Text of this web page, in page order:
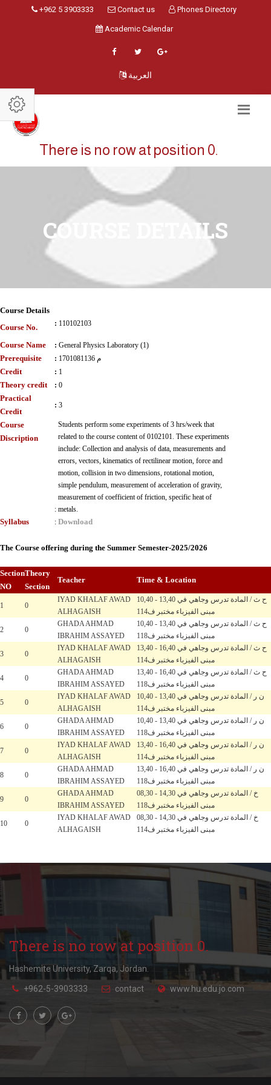
+962 5 3903333 Contact us Phones Directory
Academic Calendar
العربية
There is no row at position 0.
COURSE DETAILS
Course Details
Course No.
: 110102103
Course Name : General Physics Laboratory (1)
Prerequisite : 1701081136 م
Credit : 1
Theory credit : 0
Practical
Credit
: 3
Course
Discription
:
Students perform some experiments of 3 hrs/week that
related to the course content of 0102101. These experiments
include: Collection and analysis of data, measurements and
errors, vectors, kinematics of rectilinear motion, force and
motion, collision in two dimensions, rotational motion,
simple pendulum, measurement of acceleration of gravity,
measurement of coefficient of friction, specific heat of
metals.
Syllabus : Download
The Course offering during the Summer Semester-2025/2026
Section
NO
Theory
Section
Teacher Time & Location
1 0
IYAD KHALAF AWAD
ALHAGAISH
10,40 - 13,40 ح ث / المادة تدرس وجاهي في
مبنى الفيزباء مختبر ف114
2 0
GHADA AHMAD
IBRAHIM ASSAYED
10,40 - 13,40 ح ث / المادة تدرس وجاهي في
مبنى الفيزباء مختبر ف118
3 0
IYAD KHALAF AWAD
ALHAGAISH
13,40 - 16,40 ح ث / المادة تدرس وجاهي في
مبنى الفيزباء مختبر ف114
4 0
GHADA AHMAD
IBRAHIM ASSAYED
13,40 - 16,40 ح ث / المادة تدرس وجاهي في
مبنى الفيزباء مختبر ف118
5 0
IYAD KHALAF AWAD
ALHAGAISH
10,40 - 13,40 ن ر / المادة تدرس وجاهي في
مبنى الفيزباء مختبر ف114
6 0
GHADA AHMAD
IBRAHIM ASSAYED
10,40 - 13,40 ن ر / المادة تدرس وجاهي في
مبنى الفيزباء مختبر ف118
7 0
IYAD KHALAF AWAD
ALHAGAISH
13,40 - 16,40 ن ر / المادة تدرس وجاهي في
مبنى الفيزباء مختبر ف114
8 0
GHADA AHMAD
IBRAHIM ASSAYED
13,40 - 16,40 ن ر / المادة تدرس وجاهي في
مبنى الفيزباء مختبر ف118
9 0
GHADA AHMAD
IBRAHIM ASSAYED
08,30 - 14,30 خ / المادة تدرس وجاهي في
مبنى الفيزباء مختبر ف118
10 0
IYAD KHALAF AWAD
ALHAGAISH
08,30 - 14,30 خ / المادة تدرس وجاهي في
مبنى الفيزباء مختبر ف114
There is no row at position 0.
Hashemite University, Zarqa, Jordan.
+962-5-3903333 contact www.hu.edu.jo.com